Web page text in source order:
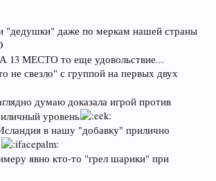
"дедушки" даже по меркам нашей страны
МЕСТО то еще удовольствие...
не свезло" с группой на первых двух
думаю доказала игрой против
уровень
в нашу "добавку" прилично
явно кто-то "грел шарики" при